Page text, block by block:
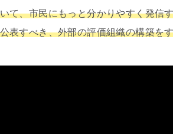
て、市民にもっと分かりやすく発信
表すべき、外部の評価組織の構築を